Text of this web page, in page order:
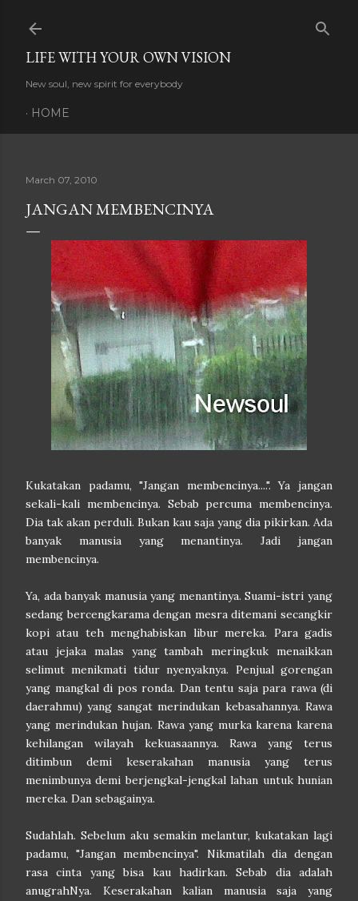
LIFE WITH YOUR OWN VISION
New soul, new spirit for everybody
HOME
March 07, 2010
JANGAN MEMBENCINYA
Kukatakan padamu, "Jangan membencinya....". Ya jangan
sekali-kali membencinya. Sebab percuma membencinya.
Dia tak akan perduli. Bukan kau saja yang dia pikirkan. Ada
banyak manusia yang menantinya. Jadi jangan
membencinya.
Ya, ada banyak manusia yang menantinya. Suami-istri yang
sedang bercengkarama dengan mesra ditemani secangkir
kopi atau teh menghabiskan libur mereka. Para gadis
atau jejaka malas yang tambah meringkuk menaikkan
selimut menikmati tidur nyenyaknya. Penjual gorengan
yang mangkal di pos ronda. Dan tentu saja para rawa (di
daerahmu) yang sangat merindukan kebasahannya. Rawa
yang merindukan hujan. Rawa yang murka karena karena
kehilangan wilayah kekuasaannya. Rawa yang terus
ditimbun demi keserakahan manusia yang terus
menimbunya demi berjengkal-jengkal lahan untuk hunian
mereka. Dan sebagainya.
Sudahlah. Sebelum aku semakin melantur, kukatakan lagi
padamu, "Jangan membencinya". Nikmatilah dia dengan
rasa cinta yang bisa kau hadirkan. Sebab dia adalah
anugrahNya. Keserakahan kalian manusia saja yang